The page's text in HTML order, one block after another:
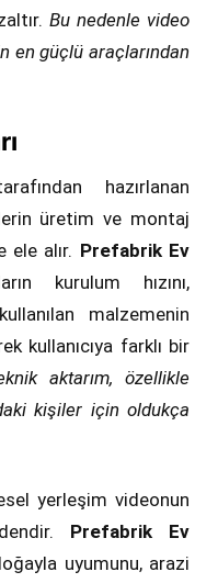
Bu nedenle video
en güçlü araçlarından
hazırlanan
üretim ve montaj
ele alır. Prefabrik Ev
kurulum hızını,
malzemenin
kullanıcıya farklı bir
aktarım, özellikle
kişiler için oldukça
yerleşim videonun
Prefabrik Ev
uyumunu, arazi